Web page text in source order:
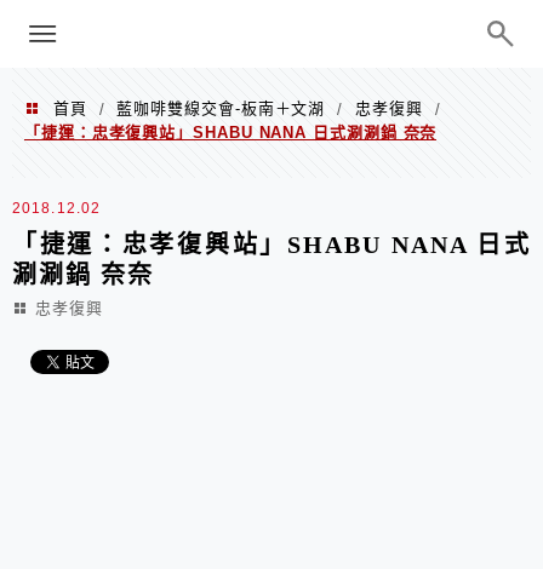
巧、世界走透透
menu
首頁 / 藍咖啡雙線交會-板南＋文湖 / 忠孝復興
/
「捷運：忠孝復興站」SHABU NANA 日式涮涮鍋 奈奈
2018.12.02
「捷運：忠孝復興站」SHABU NANA 日式
涮涮鍋 奈奈
忠孝復興